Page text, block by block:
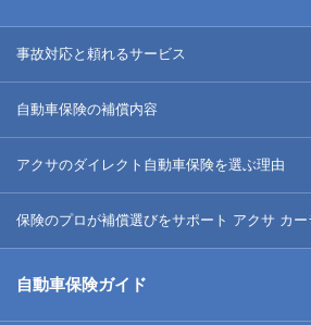
事故対応と頼れるサービス
自動車保険の補償内容
アクサのダイレクト自動車保険を選ぶ理由
保険のプロが補償選びをサポート アクサ カ
自動車保険ガイド